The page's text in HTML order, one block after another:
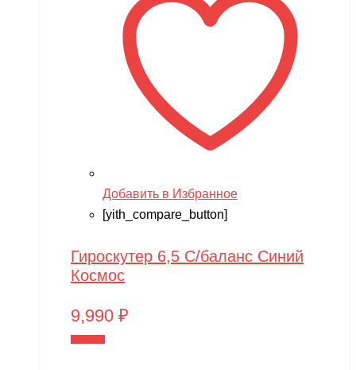
Добавить в Избранное
[yith_compare_button]
Гироскутер 6,5 С/баланс Синий
Космос
9,990 ₽